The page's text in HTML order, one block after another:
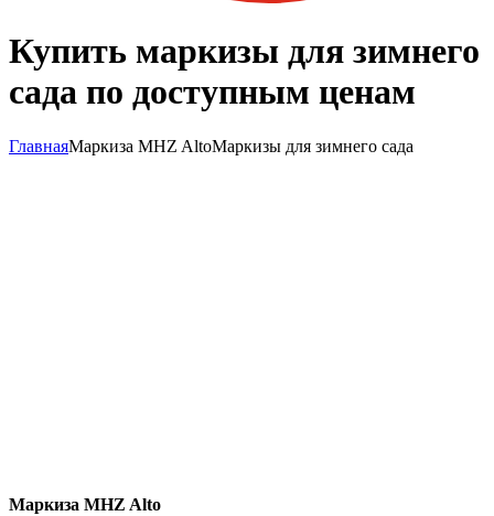
Купить маркизы для зимнего
сада по доступным ценам
ГлавнаяМаркиза MHZ AltoМаркизы для зимнего сада
Маркиза MHZ Alto